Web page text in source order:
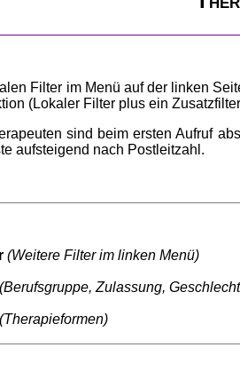
Filter im Menü auf der linken
(Lokaler Filter plus ein
sind beim ersten Aufruf
aufsteigend nach Postleitzahl.
(Weitere Filter im linken Menü)
(Berufsgruppe, Zulassung,
(Therapieformen)